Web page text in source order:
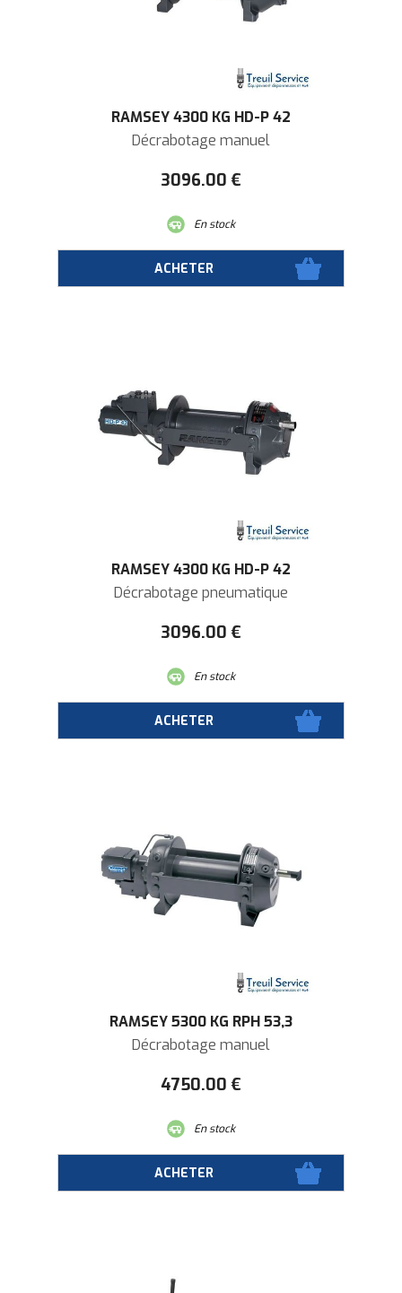
RAMSEY 4300 KG HD-P 42
Décrabotage manuel
3096.00 €
En stock
RAMSEY 4300 KG HD-P 42
Décrabotage pneumatique
3096.00 €
En stock
RAMSEY 5300 KG RPH 53,3
Décrabotage manuel
4750.00 €
En stock